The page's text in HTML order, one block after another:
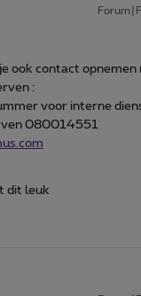
ook contact opnemen
:
voor interne
080014551
dit leuk